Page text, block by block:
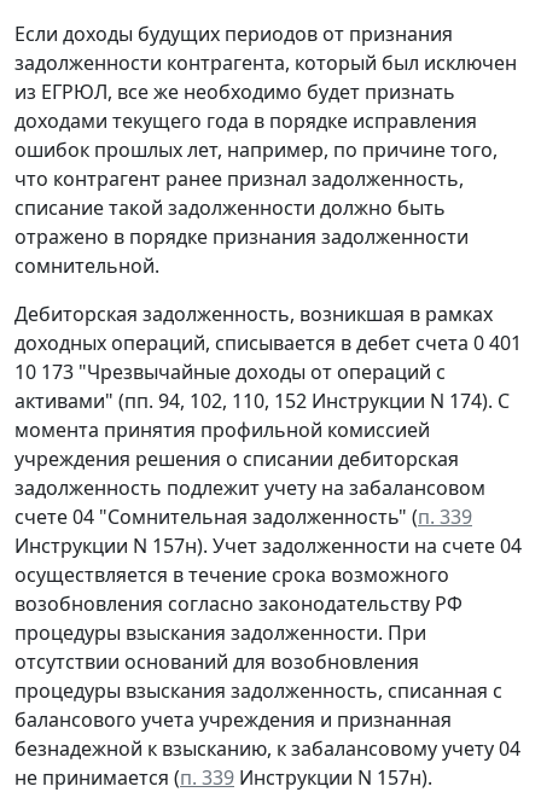
Если доходы будущих периодов от признания
задолженности контрагента, который был исключен
из ЕГРЮЛ, все же необходимо будет признать
доходами текущего года в порядке исправления
ошибок прошлых лет, например, по причине того,
что контрагент ранее признал задолженность,
списание такой задолженности должно быть
отражено в порядке признания задолженности
сомнительной.
Дебиторская задолженность, возникшая в рамках
доходных операций, списывается в дебет счета 0 401
10 173 "Чрезвычайные доходы от операций с
активами" (пп. 94, 102, 110, 152 Инструкции N 174). С
момента принятия профильной комиссией
учреждения решения о списании дебиторская
задолженность подлежит учету на забалансовом
счете 04 "Сомнительная задолженность" (п. 339
Инструкции N 157н). Учет задолженности на счете 04
осуществляется в течение срока возможного
возобновления согласно законодательству РФ
процедуры взыскания задолженности. При
отсутствии оснований для возобновления
процедуры взыскания задолженность, списанная с
балансового учета учреждения и признанная
безнадежной к взысканию, к забалансовому учету 04
не принимается (п. 339 Инструкции N 157н).